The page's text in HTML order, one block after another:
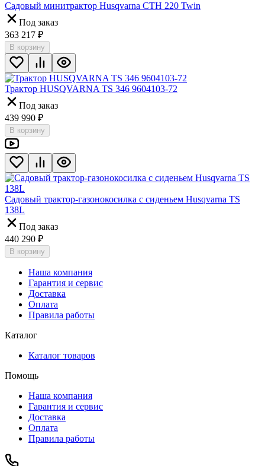
Садовый минитрактор Husqvarna CTH 220 Twin
Под заказ
363 217 ₽
В корзину
Трактор HUSQVARNA TS 346 9604103-72
Под заказ
439 990 ₽
В корзину
Садовый трактор-газонокосилка с сиденьем Husqvarna TS
138L
Под заказ
440 290 ₽
В корзину
Наша компания
Гарантия и сервис
Доставка
Оплата
Правила работы
Каталог
Каталог товаров
Помощь
Наша компания
Гарантия и сервис
Доставка
Оплата
Правила работы